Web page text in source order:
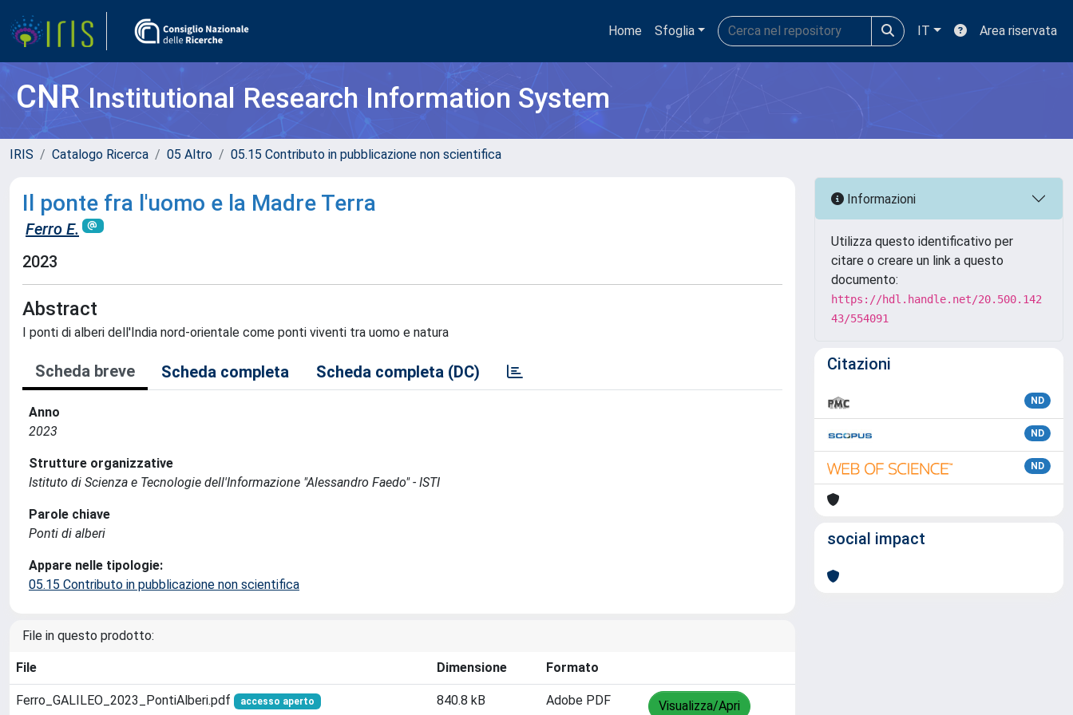
Home Sfoglia IT Area riservata
CNRInstitutional Research Information System
IRIS Catalogo Ricerca 05 Altro 05.15 Contributo in pubblicazione non scientifica
Il ponte fra l'uomo e la Madre Terra
Ferro E.
2023
Abstract
I ponti di alberi dell'India nord-orientale come ponti viventi tra uomo e natura
Scheda breve Scheda completa Scheda completa (DC)
Anno
2023
Strutture organizzative
Istituto di Scienza e Tecnologie dell'Informazione "Alessandro Faedo" - ISTI
Parole chiave
Ponti di alberi
Appare nelle tipologie:
05.15 Contributo in pubblicazione non scientifica
File in questo prodotto:
File Dimensione Formato
Ferro_GALILEO_2023_PontiAlberi.pdf accesso aperto 840.8 kB Adobe PDF Visualizza/Apri
Informazioni
Utilizza questo identificativo per
citare o creare un link a questo
documento:
https://hdl.handle.net/20.500.142
43/554091
Citazioni
ND
ND
ND
social impact